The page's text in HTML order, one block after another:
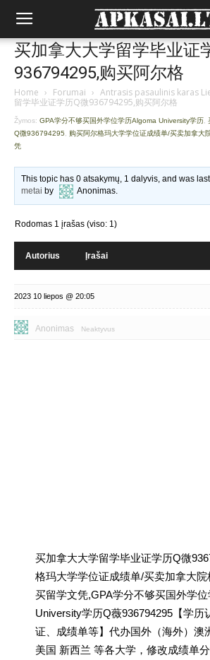
买加拿大大学留学毕业证
936794295,购买阿尔格
Home › Forumai › Antrasis pasaulinis karas
留学毕业证学历Q微936794295,购买阿尔格
Žymos: GPA学分不够买国外学位学历Algoma University学历
Q微936794295
购买阿尔格玛大学学位证成绩单/买卖加拿大
凭
This topic has 0 atsakymų, 1 dalyvis, and was
metai by Anonimas.
Rodomas 1 įrašas (viso: 1)
Autorius Įrašai
2023 10 liepos @ 20:05
Anonimas Neaktyvus
买加拿大大学留学毕业证学历Q微
格玛大学学位证成绩单/买卖加拿大
买留学文凭,GPA学分不够买国外学
University学历Q薇936794295【学历
证、成绩单等】代办国外（海外）澳
美国 新西兰 等各大学，修改成绩单